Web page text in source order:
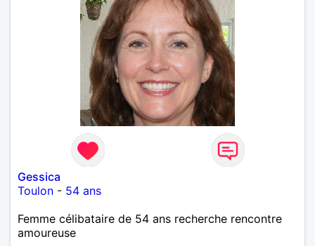
Gessica
Toulon - 54 ans
Femme célibataire de 54 ans recherche rencontre
amoureuse